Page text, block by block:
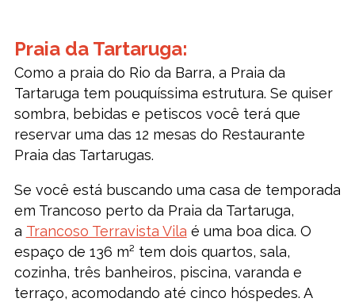
Praia da Tartaruga:
Como a praia do Rio da Barra, a Praia da
Tartaruga tem pouquíssima estrutura. Se quiser
sombra, bebidas e petiscos você terá que
reservar uma das 12 mesas do Restaurante
Praia das Tartarugas.
Se você está buscando uma casa de temporada
em Trancoso perto da Praia da Tartaruga,
a Trancoso Terravista Vila é uma boa dica. O
espaço de 136 m² tem dois quartos, sala,
cozinha, três banheiros, piscina, varanda e
terraço, acomodando até cinco hóspedes. A